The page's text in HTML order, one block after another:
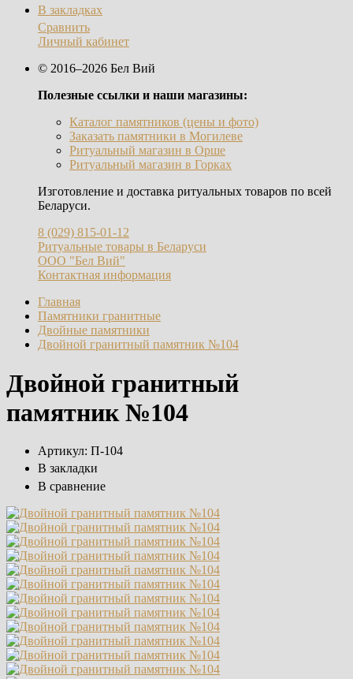
В закладках
Сравнить
Личный кабинет
© 2016–2026 Бел Вий
Полезные ссылки и наши магазины:
Каталог памятников (цены и фото)
Заказать памятники в Могилеве
Ритуальный магазин в Орше
Ритуальный магазин в Горках
Изготовление и доставка ритуальных товаров по всей
Беларуси.
8 (029) 815-01-12
Ритуальные товары в Беларуси
ООО "Бел Вий"
Контактная информация
Главная
Памятники гранитные
Двойные памятники
Двойной гранитный памятник №104
Двойной гранитный
памятник №104
Артикул: П-104
В закладки
В сравнение